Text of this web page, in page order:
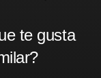
te gusta